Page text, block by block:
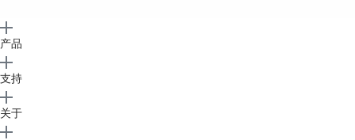
义，例如字符串、错误码、导出API、寄存器定
提条件。
产品
支持
关于